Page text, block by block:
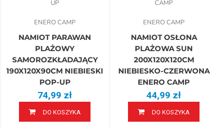
ENERO CAMP
NAMIOT PARAWAN
PLAŻOWY
SAMOROZKŁADAJĄCY
190X120X90CM NIEBIESKI
POP-UP
74,99 zł
DO KOSZYKA
ENERO CAMP
NAMIOT OSŁONA
PLAŻOWA SUN
200X120X120CM
NIEBIESKO-CZERWONA
ENERO CAMP
44,99 zł
DO KOSZYKA